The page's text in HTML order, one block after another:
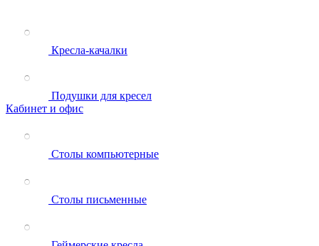
Кресла-качалки
Подушки для кресел
Кабинет и офис
Столы компьютерные
Столы письменные